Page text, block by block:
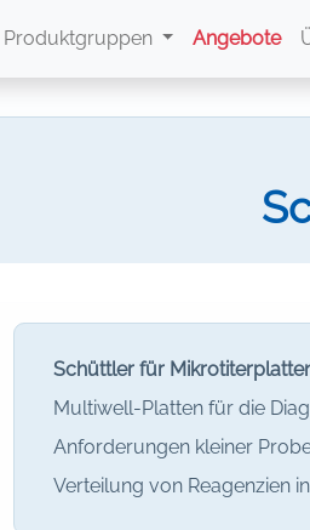
Produktgruppen Angebote
Schüttler für
Multiwell-Platten für die
Anforderungen kleiner
Verteilung von Reagenzien